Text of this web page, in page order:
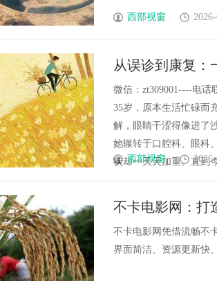
西部视窗
从误诊到康复：
微信：zt309001----电话
35岁，原本生活忙碌而
解，眼睛干涩得像进了
她辗转于口腔科、眼科
状却一天天加重。直到
西部视窗
不卡电影网：打
不卡电影网凭借流畅不
界面简洁、资源更新快